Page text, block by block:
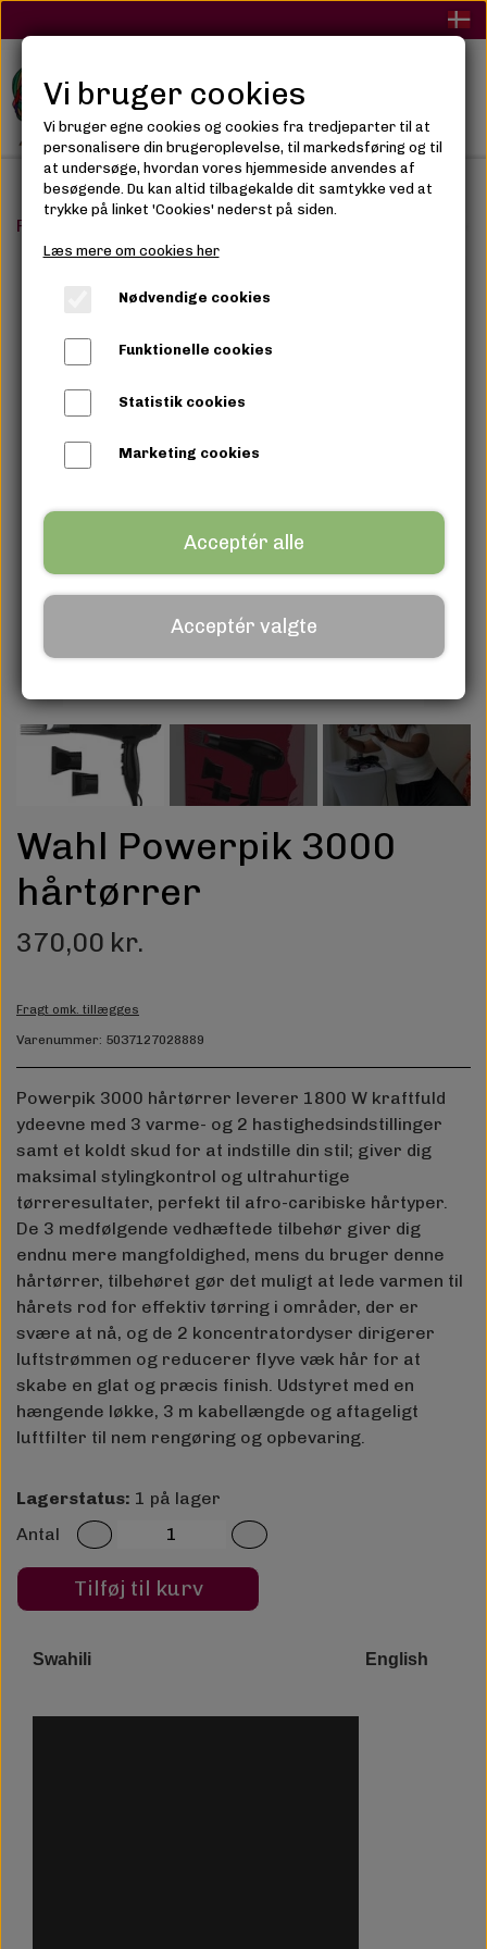
Forside
Wahl Powerpik 3000
hårtørrer
370,00 kr.
Fragt omk. tillægges
Varenummer: 5037127028889
Powerpik 3000 hårtørrer leverer 1800 W kraftfuld
ydeevne med 3 varme- og 2 hastighedsindstillinger
samt et koldt skud for at indstille din stil; giver dig
maksimal stylingkontrol og ultrahurtige
tørreresultater, perfekt til afro-caribiske hårtyper.
De 3 medfølgende vedhæftede tilbehør giver dig
endnu mere mangfoldighed, mens du bruger denne
hårtørrer, tilbehøret gør det muligt at lede varmen til
hårets rod for effektiv tørring i områder, der er
svære at nå, og de 2 koncentratordyser dirigerer
luftstrømmen og reducerer flyve væk hår for at
skabe en glat og præcis finish. Udstyret med en
hængende løkke, 3 m kabellængde og aftageligt
luftfilter til nem rengøring og opbevaring.
Lagerstatus: 1 på lager
Antal
Tilføj til kurv
Swahili English
Vi bruger cookies
Vi bruger egne cookies og cookies fra tredjeparter til at
personalisere din brugeroplevelse, til markedsføring og til
at undersøge, hvordan vores hjemmeside anvendes af
besøgende. Du kan altid tilbagekalde dit samtykke ved at
trykke på linket 'Cookies' nederst på siden.
Læs mere om cookies her
Nødvendige cookies
Funktionelle cookies
Statistik cookies
Marketing cookies
Acceptér alle
Acceptér valgte